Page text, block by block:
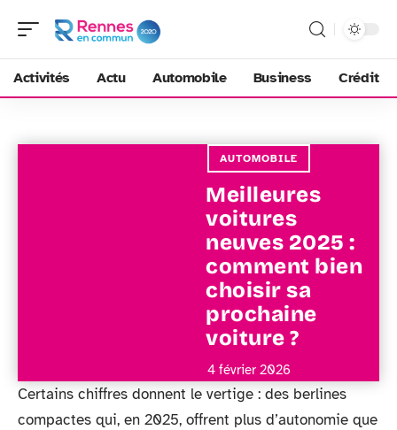
Activités Actu Automobile Business Crédit
AUTOMOBILE
Meilleures
voitures
neuves 2025 :
comment bien
choisir sa
prochaine
voiture ?
4 février 2026
Certains chiffres donnent le vertige : des berlines
compactes qui, en 2025, offrent plus d’autonomie que